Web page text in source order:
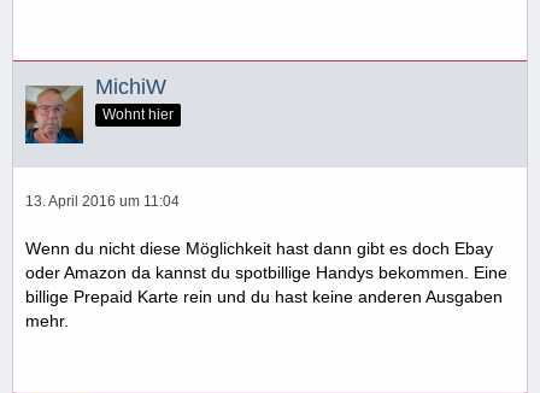
MichiW
Wohnt hier
13. April 2016 um 11:04
Wenn du nicht diese Möglichkeit hast dann gibt es doch Ebay
oder Amazon da kannst du spotbillige Handys bekommen. Eine
billige Prepaid Karte rein und du hast keine anderen Ausgaben
mehr.